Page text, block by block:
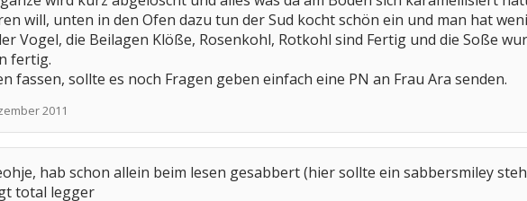
will, unten in den Ofen dazu tun der Sud kocht schön ein und man hat
Vogel, die Beilagen Klöße, Rosenkohl, Rotkohl sind Fertig und die Soße
fertig.
fassen, sollte es noch Fragen geben einfach eine PN an Frau Ara senden.
2011
hab schon allein beim lesen gesabbert (hier sollte ein sabbersmiley
total legger